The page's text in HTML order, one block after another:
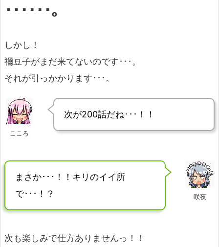
･･････。
しかし！
禰豆子がまだ来てないのです･･･。
それが引っかかります･･･。
こころ
次が200話だね･･･！！
咲夜
まさか･･･！！キリのイイ所
で･･･！？
次も楽しみで仕方ありませんっ！！